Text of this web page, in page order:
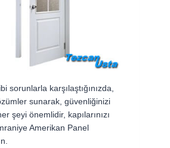
karşılaştığınızda,
sunarak, güvenliğinizi
şeyi önemlidir, kapılarınızı
Amerikan Panel